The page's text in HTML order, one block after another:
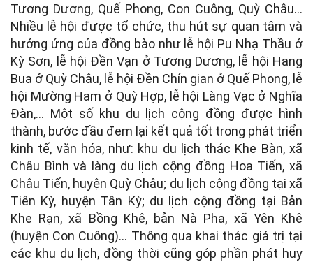
Tương Dương, Quế Phong, Con Cuông, Quỳ Châu…
Nhiều lễ hội được tổ chức, thu hút sự quan tâm và
hưởng ứng của đồng bào như lễ hội Pu Nhạ Thầu ở
Kỳ Sơn, lễ hội Đền Vạn ở Tương Dương, lễ hội Hang
Bua ở Quỳ Châu, lễ hội Đền Chín gian ở Quế Phong, lễ
hội Mường Ham ở Quỳ Hợp, lễ hội Làng Vạc ở Nghĩa
Đàn,… Một số khu du lịch cộng đồng được hình
thành, bước đầu đem lại kết quả tốt trong phát triển
kinh tế, văn hóa, như: khu du lịch thác Khe Bàn, xã
Châu Bình và làng du lịch cộng đồng Hoa Tiến, xã
Châu Tiến, huyện Quỳ Châu; du lịch cộng đồng tại xã
Tiên Kỳ, huyện Tân Kỳ; du lịch cộng đồng tại Bản
Khe Rạn, xã Bồng Khê, bản Nà Pha, xã Yên Khê
(huyện Con Cuông)… Thông qua khai thác giá trị tại
các khu du lịch, đồng thời cũng góp phần phát huy